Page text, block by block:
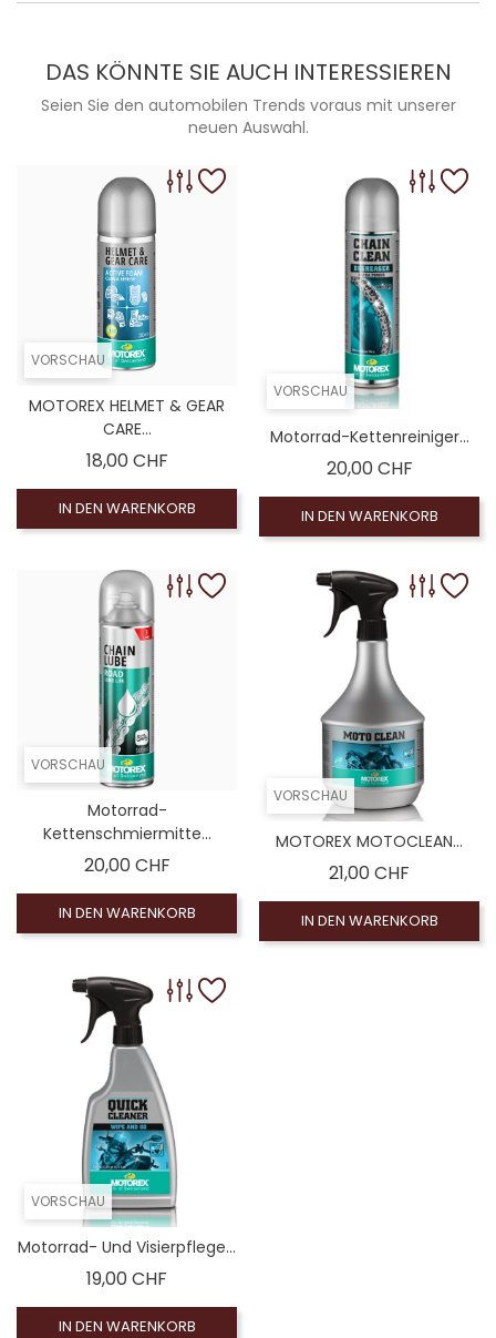
DAS KÖNNTE SIE AUCH INTERESSIEREN
Seien Sie den automobilen Trends voraus mit unserer
neuen Auswahl.
VORSCHAU
MOTOREX HELMET & GEAR
CARE...
18,00 CHFPreis
IN DEN WARENKORB
VORSCHAU
Motorrad-Kettenreiniger...
20,00 CHFPreis
IN DEN WARENKORB
VORSCHAU
Motorrad-
Kettenschmiermitte...
20,00 CHFPreis
IN DEN WARENKORB
VORSCHAU
MOTOREX MOTOCLEAN...
21,00 CHF
IN DEN WARENKORB
VORSCHAU
Motorrad- Und Visierpflege...
19,00 CHF
IN DEN WARENKORB